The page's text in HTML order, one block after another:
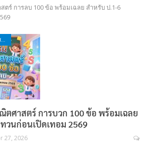
ตร์ การลบ 100 ข้อ พร้อมเฉลย สำหรับ ป.1-6
สื่อการสอนและแนวข้อสอบ
ตศาสตร์ การบวก 100 ข้อ พร้อมเฉลย
วนก่อนเปิดเทอม 2569
27, 2026